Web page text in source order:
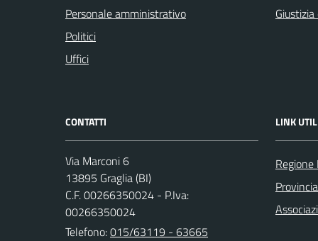
Personale amministrativo
Politici
Uffici
CONTATTI
Via Marconi 6
13895 Graglia (BI)
C.F. 00266350024 - P.Iva:
00266350024
Telefono:015/63119 - 63665
LINK